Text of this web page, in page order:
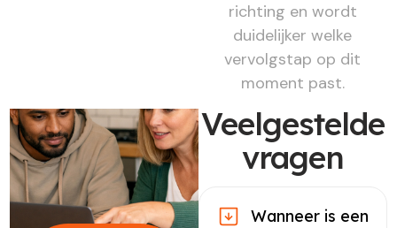
richting en wordt
duidelijker welke
vervolgstap op dit
moment past.
Veelgestelde
vragen
Wanneer is een